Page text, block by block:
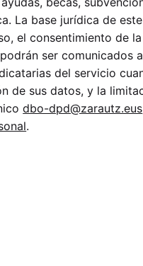
La base jurídica de
el consentimiento de
ser comunicados
del servicio
de sus datos, y la
dbo-dpd@zarautz.eus
.